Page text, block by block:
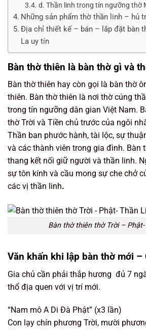
d. Thần linh trong tín ngưỡng thờ
Những sản phẩm thờ thần linh – hủ
Địa chỉ thiết kế – bán – lắp đặt bàn
La uy tín
Bàn thờ thiên là bàn thờ gì và
Bàn thờ thiên hay còn gọi là bàn thờ
thiên. Bàn thờ thiên là nơi thờ cúng
trong tín ngưỡng dân gian Việt Nam.
thờ Trời và Tiền chủ trước của ngôi
Thần ban phước hành, tài lộc, sự
và các thành viên trong gia đình. Bàn
thang kết nối giữ người và thần linh.
sự tôn kính và cầu mong sự che chở
các vị thần linh.
Bàn thờ thiên thờ Trời –
Văn khấn khi lập bàn thờ mới –
Gia chủ cần phải thắp hương đủ 7
thổ địa quen với vị trí mới.
“Nam mô A Di Đà Phật” (x3 lần)
Con lạy chín phương Trời, mười